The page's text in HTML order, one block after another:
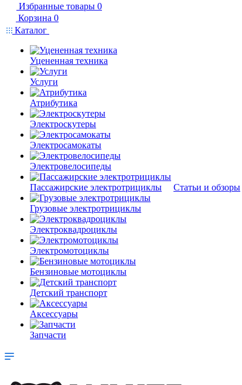
Избранные товары 0
Корзина 0
Каталог
Уцененная техника
Услуги
Атрибутика
Электроскутеры
Электросамокаты
Электровелосипеды
Пассажирские электротрициклы
Грузовые электротрициклы
Электроквадроциклы
Электромотоциклы
Бензиновые мотоциклы
Детский транспорт
Аксессуары
Запчасти
Статьи и обзоры